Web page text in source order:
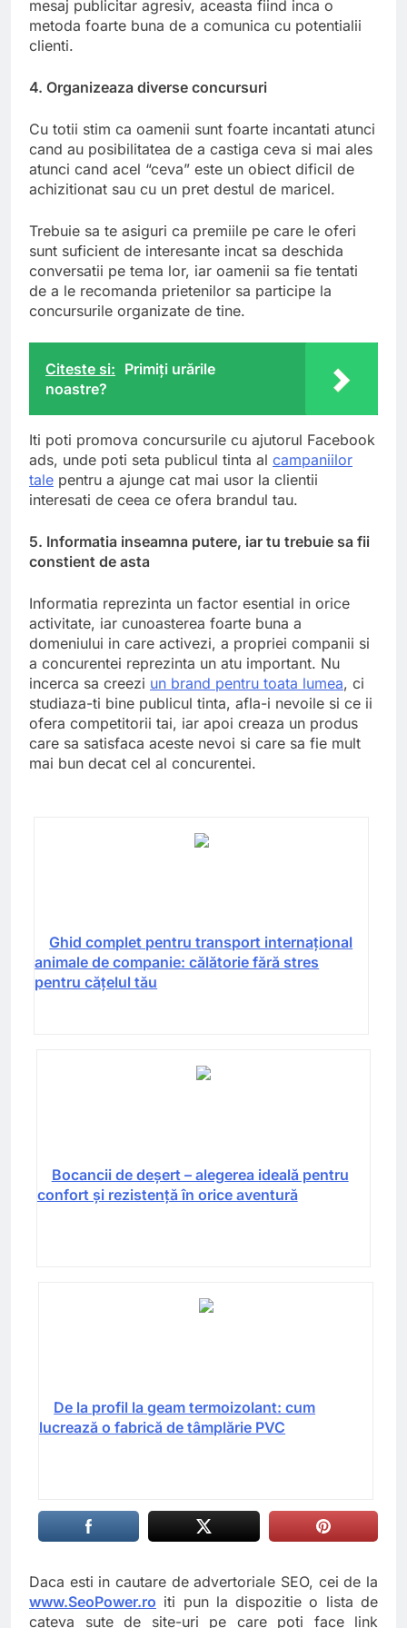
mesaj publicitar agresiv, aceasta fiind inca o
metoda foarte buna de a comunica cu potentialii
clienti.
4. Organizeaza diverse concursuri
Cu totii stim ca oamenii sunt foarte incantati atunci
cand au posibilitatea de a castiga ceva si mai ales
atunci cand acel “ceva” este un obiect dificil de
achizitionat sau cu un pret destul de maricel.
Trebuie sa te asiguri ca premiile pe care le oferi
sunt suficient de interesante incat sa deschida
conversatii pe tema lor, iar oamenii sa fie tentati
de a le recomanda prietenilor sa participe la
concursurile organizate de tine.
Citeste si: Primiţi urările
noastre?
Iti poti promova concursurile cu ajutorul Facebook
ads, unde poti seta publicul tinta al campaniilor
tale pentru a ajunge cat mai usor la clientii
interesati de ceea ce ofera brandul tau.
5. Informatia inseamna putere, iar tu trebuie sa fii
constient de asta
Informatia reprezinta un factor esential in orice
activitate, iar cunoasterea foarte buna a
domeniului in care activezi, a propriei companii si
a concurentei reprezinta un atu important. Nu
incerca sa creezi un brand pentru toata lumea, ci
studiaza-ti bine publicul tinta, afla-i nevoile si ce ii
ofera competitorii tai, iar apoi creaza un produs
care sa satisfaca aceste nevoi si care sa fie mult
mai bun decat cel al concurentei.
Ghid complet pentru transport internațional
animale de companie: călătorie fără stres
pentru cățelul tău
Bocancii de deșert – alegerea ideală pentru
confort și rezistență în orice aventură
De la profil la geam termoizolant: cum
lucrează o fabrică de tâmplărie PVC
Daca esti in cautare de advertoriale SEO, cei de la
www.SeoPower.ro iti pun la dispozitie o lista de
cateva sute de site-uri pe care poti face link